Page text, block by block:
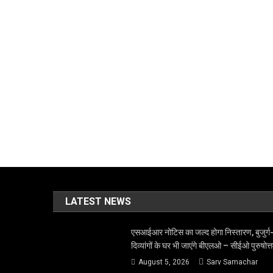
LATEST NEWS
एसआईआर नोटिस का जल्द होगा निस्तारण, बुजुर्ग-
दिव्यांगों के घर भी जाएंगे बीएलओ – सीईओ
August 5, 2026 Sarv Samachar